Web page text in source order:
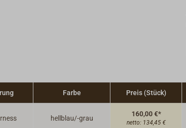
Farbe Preis (Stück)
hellblau/-grau
160,00 €*
netto: 134,45 €